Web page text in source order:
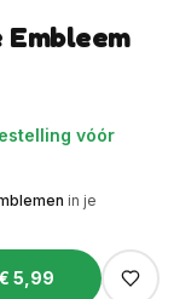
vóór
in je
5,99